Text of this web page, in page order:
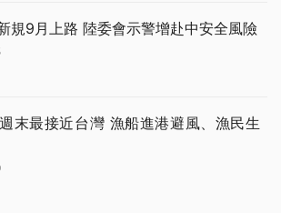
規9月上路 陸委會示警增赴中安全風險
末最接近台灣 漁船進港避風、漁民生